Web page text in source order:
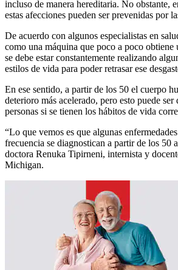
incluso de manera hereditaria. No obstante,
estas afecciones pueden ser prevenidas por
De acuerdo con algunos especialistas en
como una máquina que poco a poco obtiene
se debe estar constantemente realizando
estilos de vida para poder retrasar ese
En ese sentido, a partir de los 50 el cuerpo
deterioro más acelerado, pero esto puede
personas si se tienen los hábitos de vida
“Lo que vemos es que algunas
frecuencia se diagnostican a partir de los 50
doctora Renuka Tipirneni, internista y
Michigan.